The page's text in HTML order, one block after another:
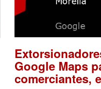
Google Maps
comerciantes,